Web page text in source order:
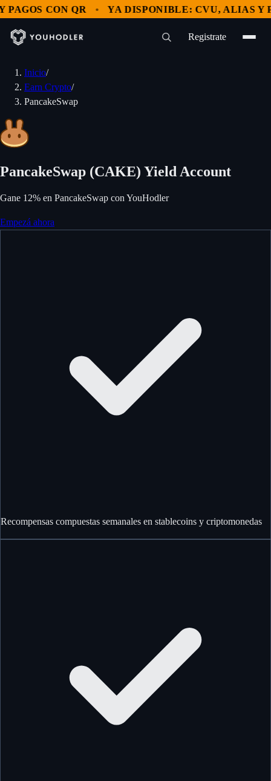
CON QR YA DISPONIBLE: CVU, ALIAS Y
Registrate
Inicio/
Earn Crypto/
PancakeSwap
PancakeSwap (CAKE) Yield Account
Gane 12% en PancakeSwap con YouHodler
Empezá ahora
Recompensas compuestas semanales en stablecoins y criptomonedas